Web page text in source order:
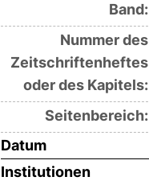
Band:
Nummer des
Zeitschriftenheftes
oder des Kapitels:
Seitenbereich:
Datum
Institutionen